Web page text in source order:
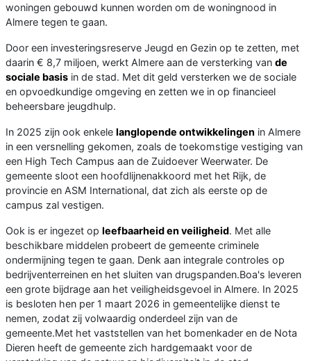
woningen gebouwd kunnen worden om de woningnood in
Almere tegen te gaan.
Door een investeringsreserve Jeugd en Gezin op te zetten, met
daarin € 8,7 miljoen, werkt Almere aan de versterking van de
sociale basis in de stad. Met dit geld versterken we de sociale
en opvoedkundige omgeving en zetten we in op financieel
beheersbare jeugdhulp.
In 2025 zijn ook enkele langlopende ontwikkelingen in Almere
in een versnelling gekomen, zoals de toekomstige vestiging van
een High Tech Campus aan de Zuidoever Weerwater. De
gemeente sloot een hoofdlijnenakkoord met het Rijk, de
provincie en ASM International, dat zich als eerste op de
campus zal vestigen.
Ook is er ingezet op leefbaarheid en veiligheid. Met alle
beschikbare middelen probeert de gemeente criminele
ondermijning tegen te gaan. Denk aan integrale controles op
bedrijventerreinen en het sluiten van drugspanden.Boa's leveren
een grote bijdrage aan het veiligheidsgevoel in Almere. In 2025
is besloten hen per 1 maart 2026 in gemeentelijke dienst te
nemen, zodat zij volwaardig onderdeel zijn van de
gemeente.Met het vaststellen van het bomenkader en de Nota
Dieren heeft de gemeente zich hardgemaakt voor de